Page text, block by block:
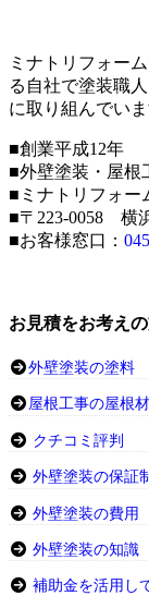
ミナトリフォー
る自社で塗装職
に取り組んでいま
■創業平成12年
■外壁塗装・屋根
■ミナトリフォー
■〒223-0058 横
■お客様窓口：
お見積をお考え
外壁塗装の塗料
屋根工事の屋根材
クチコミ評判
外壁塗装の保証
外壁塗装の費用
外壁塗装の知識
補助金を活用し